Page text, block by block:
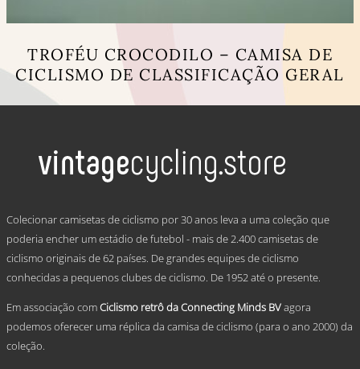
TROFÉU CROCODILO – CAMISA DE
CICLISMO DE CLASSIFICAÇÃO GERAL
variants.
options
be
on
the
product
Colecionar camisetas de ciclismo por 30 anos leva a uma coleção que
poderia encher um estádio de futebol - mais de 2.400 camisetas de
ciclismo originais de 62 países. De grandes equipes de ciclismo
conhecidas a pequenos clubes de ciclismo. De 1952 até o presente.
Em associação comCiclismo retrô da Connecting Minds BVagora
podemos oferecer uma réplica da camisa de ciclismo (para o ano 2000) da
coleção.